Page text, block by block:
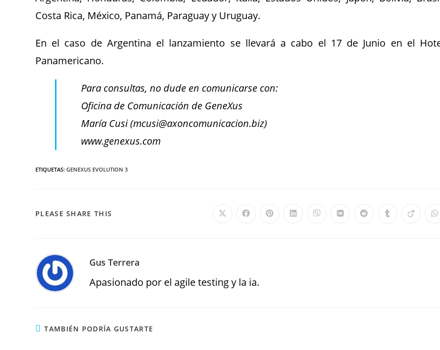
Costa Rica, México, Panamá, Paraguay y Uruguay.
En el caso de Argentina el lanzamiento se llevará a cabo el 17 de Junio en el
Panamericano.
Para consultas, no dude en comunicarse con:
Oficina de Comunicación de GeneXus
María Cusi (mcusi@axoncomunicacion.biz)
www.genexus.com
ETIQUETAS: GENEXUS EVOLUTION 3
PLEASE SHARE THIS
Gus Terrera
Apasionado por el agile testing y la ia.
TAMBIÉN PODRÍA GUSTARTE